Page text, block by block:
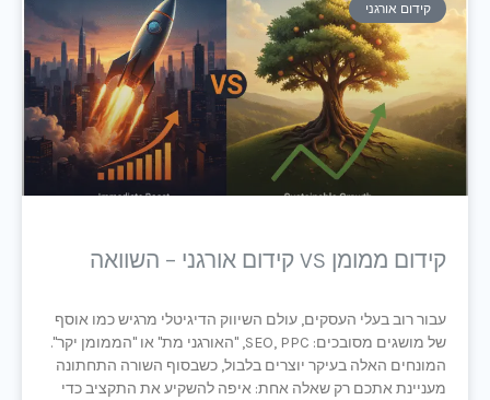
קידום אורגני
קידום ממומן VS קידום אורגני – השוואה
עבור רוב בעלי העסקים, עולם השיווק הדיגיטלי מרגיש כמו אוסף
של מושגים מסובכים: SEO, PPC, "האורגני מת" או "הממומן יקר".
המונחים האלה בעיקר יוצרים בלבול, כשבסוף השורה התחתונה
מעניינת אתכם רק שאלה אחת: איפה להשקיע את התקציב כדי